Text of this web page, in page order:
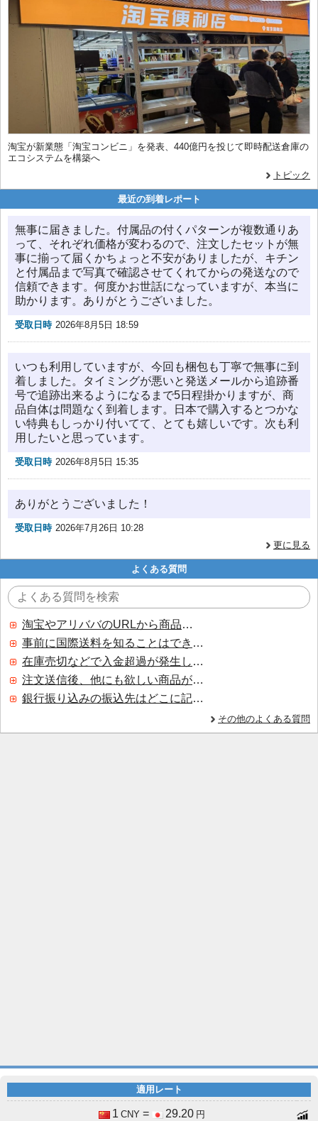
淘宝が新業態「淘宝コンビニ」を発表、440億円を投じて即時配送倉庫の
エコシステムを構築へ
トピック
最近の到着レポート
無事に届きました。付属品の付くパターンが複数通りあ
って、それぞれ価格が変わるので、注文したセットが無
事に揃って届くかちょっと不安がありましたが、キチン
と付属品まで写真で確認させてくれてからの発送なので
信頼できます。何度かお世話になっていますが、本当に
助かります。ありがとうございました。
受取日時 2026年8月5日 18:59
いつも利用していますが、今回も梱包も丁寧で無事に到
着しました。タイミングが悪いと発送メールから追跡番
号で追跡出来るようになるまで5日程掛かりますが、商
品自体は問題なく到着します。日本で購入するとつかな
い特典もしっかり付いてて、とても嬉しいです。次も利
用したいと思っています。
受取日時 2026年8月5日 15:35
ありがとうございました！
受取日時 2026年7月26日 10:28
更に見る
よくある質問
淘宝やアリババのURLから商品を探すことはできますか？
事前に国際送料を知ることはできますか？
在庫売切などで入金超過が発生した場合はいつ返金されますか？
注文送信後、他にも欲しい商品が見つかった場合、追加注文できますか？
銀行振り込みの振込先はどこに記載されていますか？
その他のよくある質問
適用レート
1 CNY = 29.20 円